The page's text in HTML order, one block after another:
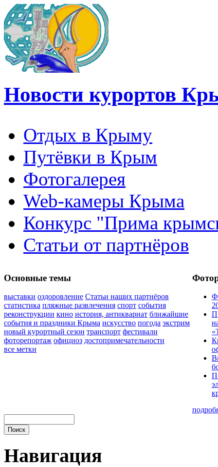
Новости курортов
Отдых в Крыму
Путёвки в Крым
Фотогалерея
Web-камеры Крыма
Конкурс "Прима
Статьи от партнёров
Основные темы
выставки оздоровление Статьи наших партнёров
статистика пляжные развлечения спорт события
реконструкции кино история, антиквариат ближайшие
события и праздники Крыма искусство погода экстрим
новый курортный сезон транспорт фестивали
фоторепортаж официоз достопримечательности
все метки
Навигация